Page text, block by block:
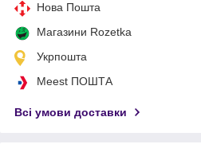
Нова Пошта
Магазини Rozetka
Укрпошта
Meest ПОШТА
Всі умови доставки